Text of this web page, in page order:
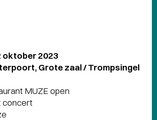
oktober 2023
Grote zaal / Trompsingel
MUZE open
concert